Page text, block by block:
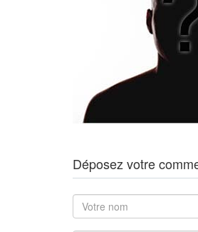
Déposez votre